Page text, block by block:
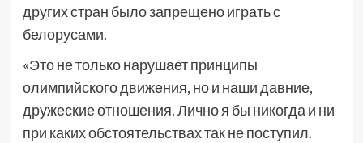
других стран было запрещено играть с
белорусами.
«Это не только нарушает принципы
олимпийского движения, но и наши давние,
дружеские отношения. Лично я бы никогда и ни
при каких обстоятельствах так не поступил.